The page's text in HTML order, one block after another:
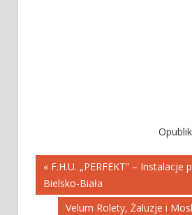
Nawigacja
wpisu
« F.H.U. „PERFEKT” – Instalacje
Bielsko-Biała
Velum Rolety, Żaluzje i